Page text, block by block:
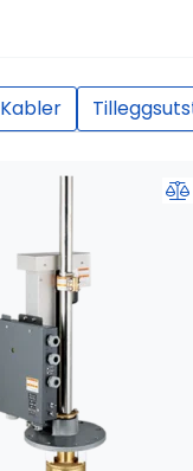
Kabler